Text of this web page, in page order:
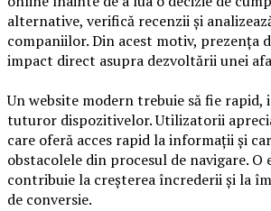
alternative, verifică recenzii și
companiilor. Din acest motiv, prezența
impact direct asupra dezvoltării unei
Un website modern trebuie să fie
tuturor dispozitivelor. Utilizatorii
care oferă acces rapid la informații și
obstacolele din procesul de navigare.
contribuie la creșterea încrederii și la
de conversie.